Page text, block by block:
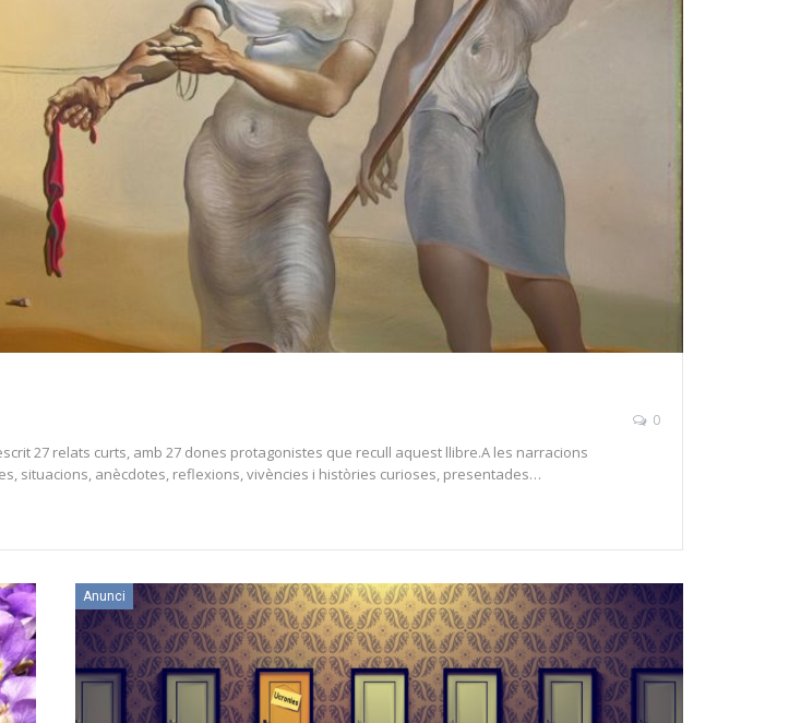
0
27 relats curts, amb 27 dones protagonistes que recull aquest llibre.A les narracions
situacions, anècdotes, reflexions, vivències i històries curioses, presentades…
Anunci